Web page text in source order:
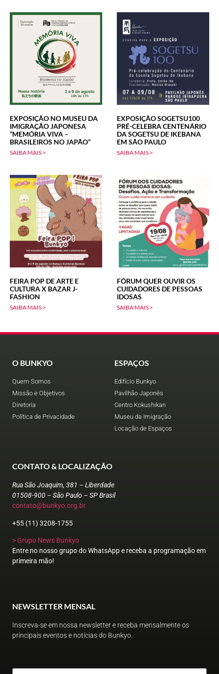
EXPOSIÇÃO NO MUSEU DA
IMIGRAÇÃO JAPONESA
“MEMÓRIA VIVA –
BRASILEIROS NO JAPÃO”
SAIBA MAIS >
EXPOSIÇÃO SOGETSU100
PRÉ-CELEBRA CENTENÁRIO
DA SOGETSU DE IKEBANA
EM SÃO PAULO
SAIBA MAIS >
FEIRA POP DE ARTE E
CULTURA X BAZAR J-
FASHION
SAIBA MAIS >
FÓRUM QUER OUVIR OS
CUIDADORES DE PESSOAS
IDOSAS
SAIBA MAIS >
O BUNKYO
Quem Somos
Missão e Objetivos
Diretoria
Política de Privacidade
ESPAÇOS
Edifício Bunkyo
Pavilhão Japonês
Centro Kokushikan
Museu da Imigração
Locação de Espaços
CONTATO & LOCALIZAÇÃO
Rua São Joaquim, 381 – Liberdade
01508-900 – São Paulo – SP Brasil
contato@bunkyo.org.br
+55 (11) 3208-1755
> Grupo News Bunkyo
Entre no nosso grupo do WhatsApp e receba a programação em
primeira mão!
NEWSLETTER MENSAL
Inscreva-se em nossa newsletter e receba mensalmente os
principais eventos e notícias do Bunkyo.